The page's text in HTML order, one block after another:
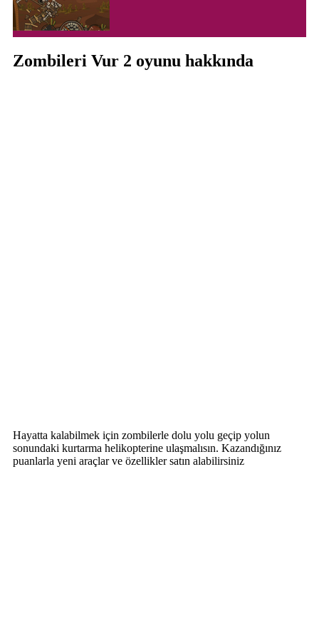
Zombileri Vur 2 oyunu hakkında
Hayatta kalabilmek için zombilerle dolu yolu geçip yolun
sonundaki kurtarma helikopterine ulaşmalısın. Kazandığınız
puanlarla yeni araçlar ve özellikler satın alabilirsiniz